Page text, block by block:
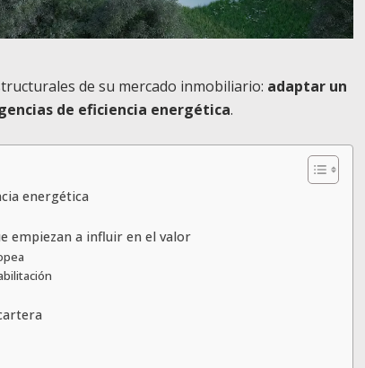
de su mercado inmobiliario: adaptar un
de eficiencia energética.
energética
empiezan a influir en el valor